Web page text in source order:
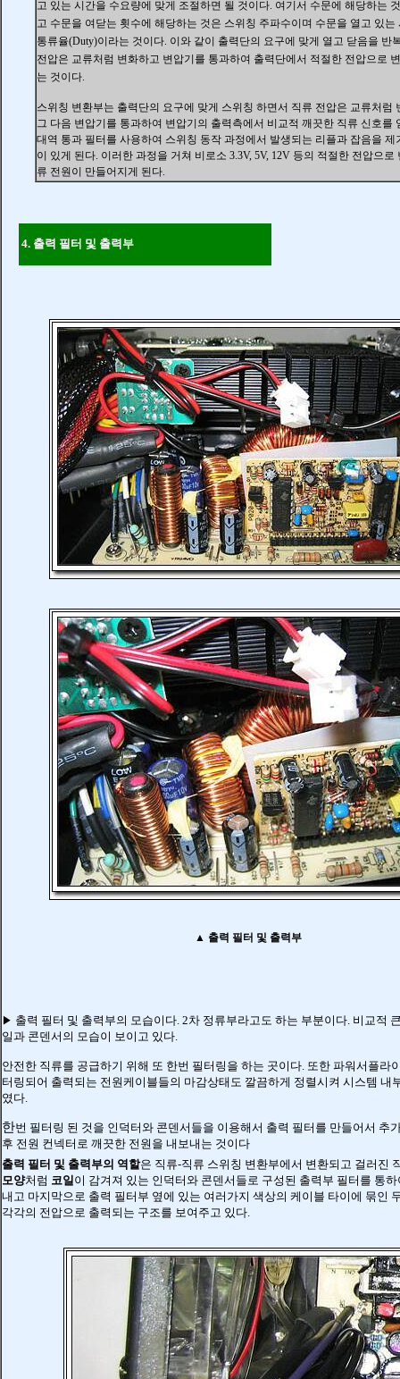
고 있는 시간을 수요량에 맞게 조절하면 될 것이다. 여기서 수문에 해당하는
고 수문을 여닫는 횟수에 해당하는 것은 스위칭 주파수이며 수문을 열고 있는
통류율(Duty)이라는 것이다. 이와 같이 출력단의 요구에 맞게 열고 닫음을 반
전압은 교류처럼 변화하고 변압기를 통과하여 출력단에서 적절한 전압으로
는 것이다.
스위칭 변환부는 출력단의 요구에 맞게 스위칭 하면서 직류 전압은 교류처럼
그 다음 변압기를 통과하여 변압기의 출력측에서 비교적 깨끗한 직류 신호를
대역 통과 필터를 사용하여 스위칭 동작 과정에서 발생되는 리플과 잡음을 제
이 있게 된다. 이러한 과정을 거쳐 비로소 3.3V, 5V, 12V 등의 적절한 전압으로
류 전원이 만들어지게 된다.
4. 출력 필터 및 출력부
▲ 출력 필터 및 출력부
▶ 출력 필터 및 출력부의 모습이다. 2차 정류부라고도 하는 부분이다. 비교적
일과 콘덴서의 모습이 보이고 있다.
안전한 직류를 공급하기 위해 또 한번 필터링을 하는 곳이다. 또한 파워서플라
터링되어 출력되는 전원케이블들의 마감상태도 깔끔하게 정렬시켜 시스템 내
였다.
한번 필터링 된 것을 인덕터와 콘덴서들을 이용해서 출력 필터를 만들어서 추
후 전원 컨넥터로 깨끗한 전원을 내보내는 것이다
출력 필터 및 출력부의 역할은 직류-직류 스위칭 변환부에서 변환되고 걸러진
모양처럼 코일이 감겨져 있는 인덕터와 콘덴서들로 구성된 출력부 필터를 통
내고 마지막으로 출력 필터부 옆에 있는 여러가지 색상의 케이블 타이에 묶인
각각의 전압으로 출력되는 구조를 보여주고 있다.